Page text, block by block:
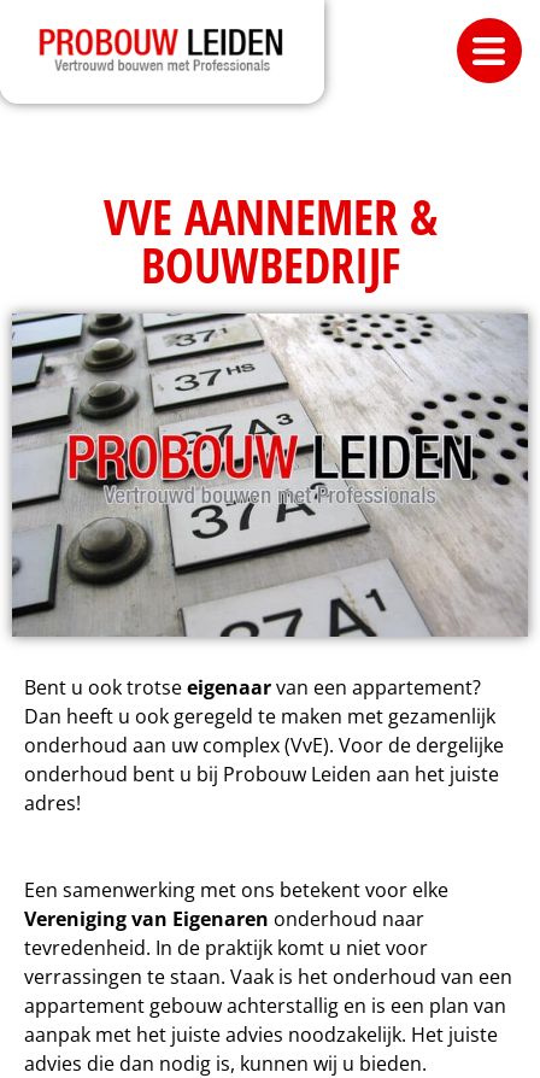
VVE AANNEMER &
BOUWBEDRIJF
Bent u ook trotseeigenaarvan een appartement?
Dan heeft u ook geregeld te maken met gezamenlijk
onderhoud aan uw complex (VvE). Voor de dergelijke
onderhoud bent u bij Probouw Leiden aan het juiste
adres!
Een samenwerking met ons betekent voor elke
Vereniging van Eigenaren onderhoud naar
tevredenheid. In de praktijk komt u niet voor
verrassingen te staan. Vaak is het onderhoud van een
appartement gebouw achterstallig en is een plan van
aanpak met het juiste advies noodzakelijk. Het juiste
advies die dan nodig is, kunnen wij u bieden.